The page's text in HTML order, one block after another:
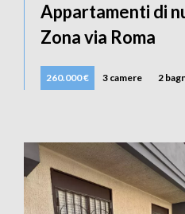
Appartamenti di
Zona via Roma
260.000 € 3 camere 2